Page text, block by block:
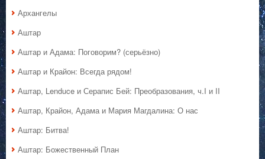
Архангелы
Аштар
Аштар и Адама: Поговорим? (серьёзно)
Аштар и Крайон: Всегда рядом!
Аштар, Lenduce и Серапис Бей: Преобразования, ч.I и II
Аштар, Крайон, Адама и Мария Магдалина: О нас
Аштар: Битва!
Аштар: Божественный План